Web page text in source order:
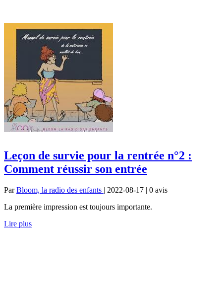
Leçon de survie pour la rentrée n°2 :
Comment réussir son entrée
ParBloom, la radio des enfants | 2022-08-17 | 0 avis
La première impression est toujours importante.
Lire plus